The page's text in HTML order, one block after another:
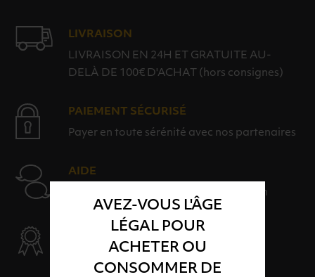
AVEZ-VOUS L'ÂGE
LÉGAL POUR
ACHETER OU
CONSOMMER DE
LIVRAISON
LIVRAISON EN 24H ET GRATUITE AU-
DELÀ DE 100€ D'ACHAT (hors consignes)
PAIEMENT SÉCURISÉ
Payer en toute sérénité avec nos partenaires
AIDE
Nos conseillers sont à votre disposition
SÉLECTION & QUALITÉ
Des produits sélectionnés avec soins